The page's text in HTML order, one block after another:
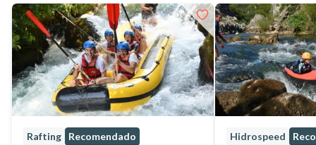
Rafting Recomendado Hidrospeed